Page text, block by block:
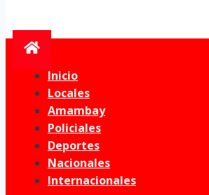
Inicio
Locales
Amambay
Policiales
Deportes
Nacionales
Internacionales